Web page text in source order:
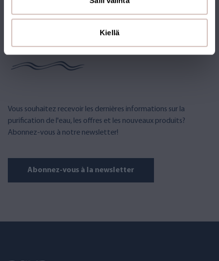
Kiellä
ABONNEZ-VOUS À LA
NEWSLETTER
Vous souhaitez recevoir les dernières informations sur la
purification de l'eau, les offres et les nouveaux produits?
Abonnez-vous à notre newsletter!
Abonnez-vous à la newsletter